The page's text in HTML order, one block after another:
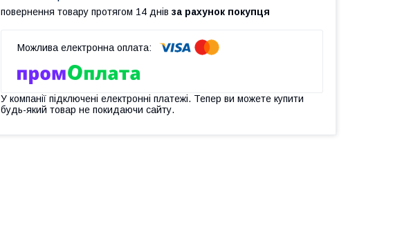
повернення товару протягом 14 днів за рахунок покупця
У компанії підключені електронні платежі. Тепер ви можете купити
будь-який товар не покидаючи сайту.